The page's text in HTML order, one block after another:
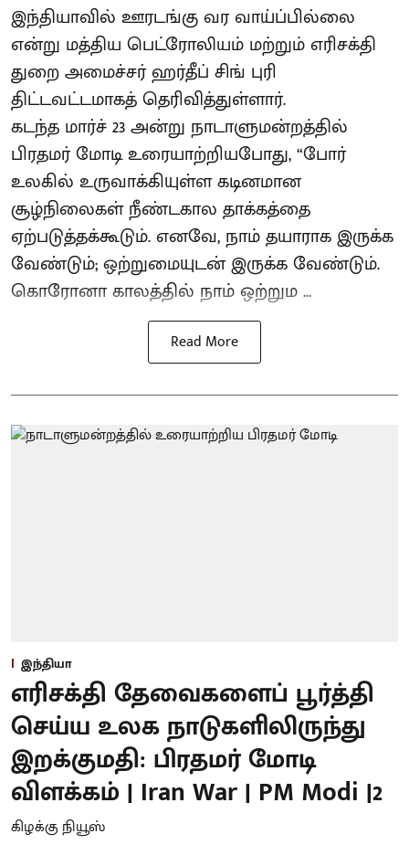
இந்தியாவில் ஊரடங்கு வர வாய்ப்பில்லை
என்று மத்திய பெட்ரோலியம் மற்றும் எரிசக்தி
துறை அமைச்சர் ஹர்தீப் சிங் புரி
திட்டவட்டமாகத் தெரிவித்துள்ளார்.
கடந்த மார்ச் 23 அன்று நாடாளுமன்றத்தில்
பிரதமர் மோடி உரையாற்றியபோது, “போர்
உலகில் உருவாக்கியுள்ள கடினமான
சூழ்நிலைகள் நீண்டகால தாக்கத்தை
ஏற்படுத்தக்கூடும். எனவே, நாம் தயாராக இருக்க
வேண்டும்; ஒற்றுமையுடன் இருக்க வேண்டும்.
கொரோனா காலத்தில் நாம் ஒற்றும ...
Read More
இந்தியா
எரிசக்தி தேவைகளைப் பூர்த்தி
செய்ய உலக நாடுகளிலிருந்து
இறக்குமதி: பிரதமர் மோடி
விளக்கம் | Iran War | PM Modi |2
கிழக்கு நியூஸ்